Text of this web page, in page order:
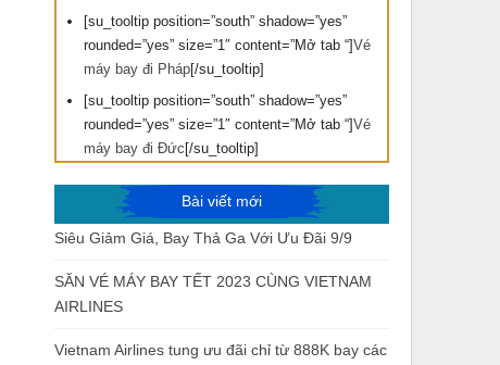
[su_tooltip position=”south” shadow=”yes”
rounded=”yes” size=”1″ content=”Mở tab “]Vé
máy bay đi Pháp[/su_tooltip]
[su_tooltip position=”south” shadow=”yes”
rounded=”yes” size=”1″ content=”Mở tab “]Vé
máy bay đi Đức [/su_tooltip]
Bài viết mới
Siêu Giảm Giá, Bay Thả Ga Với Ưu Đãi 9/9
SĂN VÉ MÁY BAY TẾT 2023 CÙNG VIETNAM
AIRLINES
Vietnam Airlines tung ưu đãi chỉ từ 888K bay các